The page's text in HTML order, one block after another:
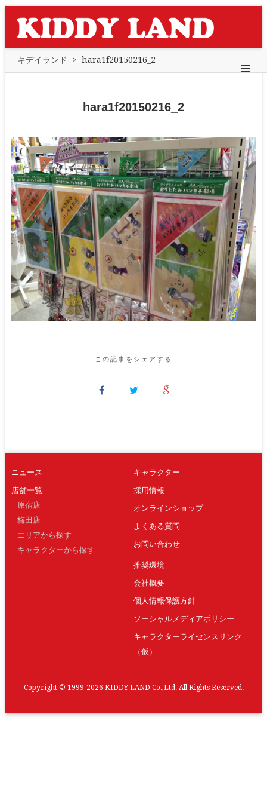
キデイランド > hara1f20150216_2
hara1f20150216_2
この記事をシェアする
ニュース
店舗一覧
原宿店
梅田店
エリアから探す
キャラクターから探す
キャラクター
採用情報
オンラインショップ
よくある質問
お問い合わせ
推奨環境
会社概要
個人情報保護方針
ソーシャルメディアポリシー
キャラクターライセンスリンク
（仮）
Copyright © 1999-2026 KIDDY LAND Co.,Ltd. All Rights Reserved.